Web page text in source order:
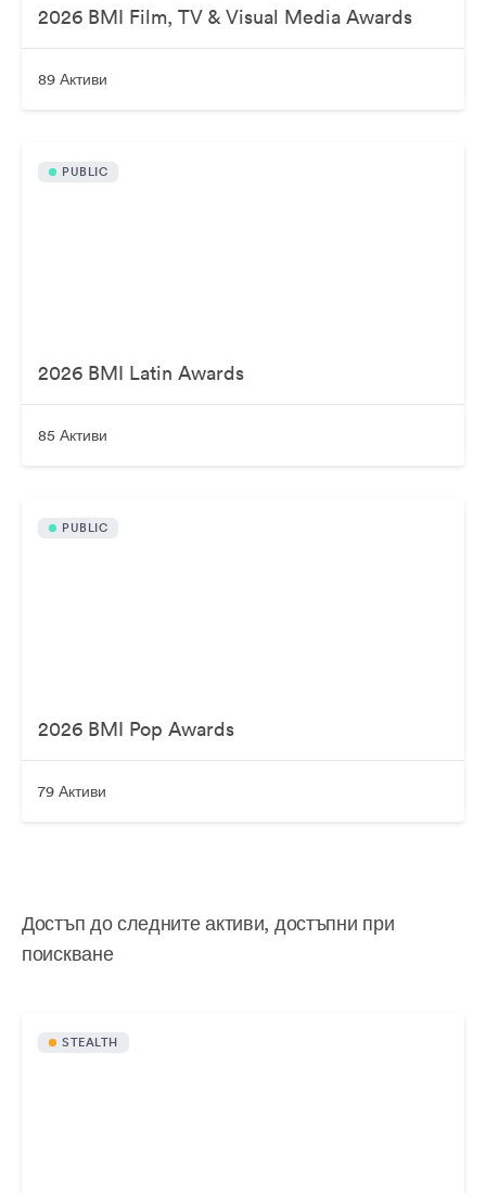
2026 BMI Film, TV & Visual Media Awards
89 Активи
PUBLIC
2026 BMI Latin Awards
85 Активи
PUBLIC
2026 BMI Pop Awards
79 Активи
Достъп до следните активи, достъпни при
поискване
STEALTH